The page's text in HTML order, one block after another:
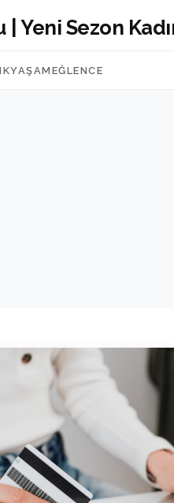
YAŞAM EĞLENCE